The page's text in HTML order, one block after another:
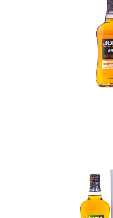
In